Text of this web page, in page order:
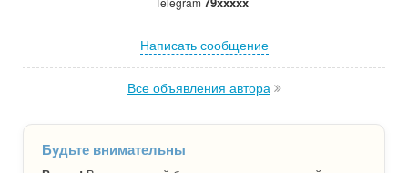
Написать сообщение
Все объявления автора
Будьте внимательны